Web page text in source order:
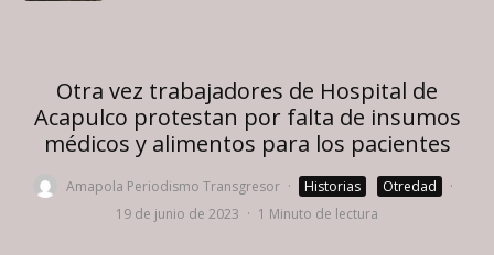
Otra vez trabajadores de Hospital de
Acapulco protestan por falta de insumos
médicos y alimentos para los pacientes
Amapola Periodismo Transgresor · Historias Otredad
·
19 de junio de 2023 · 1 Minuto de lectura